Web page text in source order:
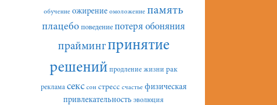
обучение ожирение омоложение память
плацебо поведение потеря обоняния
праймингпринятие
решений продление жизни рак
реклама секс сон стресс счастье физическая
привлекательность эволюция